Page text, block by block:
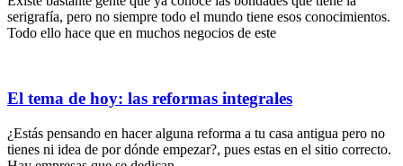
serigrafía, pero no siempre todo el mundo tiene esos conocimientos.
Todo ello hace que en muchos negocios de este
El tema de hoy: las reformas integrales
¿Estás pensando en hacer alguna reforma a tu casa antigua pero no
tienes ni idea de por dónde empezar?, pues estas en el sitio correcto.